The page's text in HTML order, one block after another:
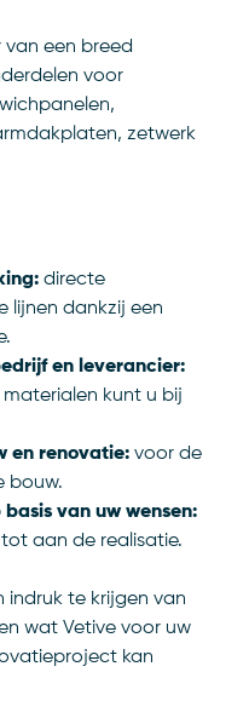
directe
lijnen dankzij een
en leverancier:
kunt u bij
en renovatie: voor de
bouw.
van uw wensen:
aan de realisatie.
indruk te krijgen van
wat Vetive voor uw
kan
een breed
voor
zetwerk